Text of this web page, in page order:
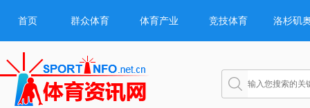
首页 群众体育 体育产业 竞技体育 洛杉矶